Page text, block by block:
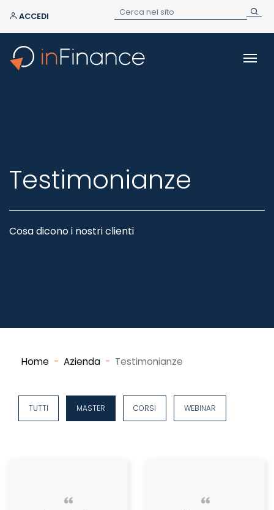
ACCEDI
Testimonianze
Cosa dicono i nostri clienti
Home Azienda Testimonianze
TUTTI MASTER CORSI WEBINAR